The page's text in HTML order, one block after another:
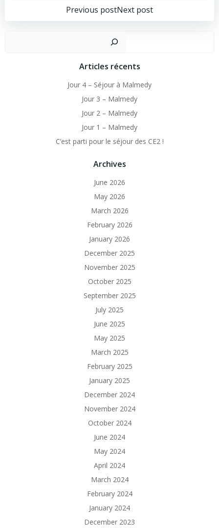
Post
navigation
Previous postPost
navigation
Next post
Articles récents
Jour 4 – Séjour à Malmedy
Jour 3 – Malmedy
Jour 2 – Malmedy
Jour 1 – Malmedy
C’est parti pour le séjour des CE2 !
Archives
June 2026
May 2026
March 2026
February 2026
January 2026
December 2025
November 2025
October 2025
September 2025
July 2025
June 2025
May 2025
March 2025
February 2025
January 2025
December 2024
November 2024
October 2024
June 2024
May 2024
April 2024
March 2024
February 2024
January 2024
December 2023